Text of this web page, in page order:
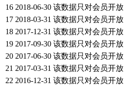
16 2018-06-30 该数据只对会员开放
17 2018-03-31 该数据只对会员开放
18 2017-12-31 该数据只对会员开放
19 2017-09-30 该数据只对会员开放
20 2017-06-30 该数据只对会员开放
21 2017-03-31 该数据只对会员开放
22 2016-12-31 该数据只对会员开放